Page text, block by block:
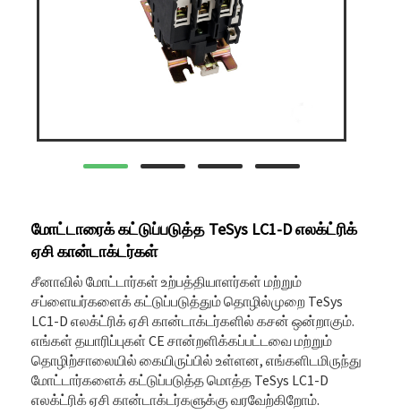
மோட்டாரைக் கட்டுப்படுத்த TeSys LC1-D எலக்ட்ரிக்
ஏசி கான்டாக்டர்கள்
சீனாவில் மோட்டார்கள் உற்பத்தியாளர்கள் மற்றும்
சப்ளையர்களைக் கட்டுப்படுத்தும் தொழில்முறை TeSys
LC1-D எலக்ட்ரிக் ஏசி கான்டாக்டர்களில் கசன் ஒன்றாகும்.
எங்கள் தயாரிப்புகள் CE சான்றளிக்கப்பட்டவை மற்றும்
தொழிற்சாலையில் கையிருப்பில் உள்ளன, எங்களிடமிருந்து
மோட்டார்களைக் கட்டுப்படுத்த மொத்த TeSys LC1-D
எலக்ட்ரிக் ஏசி கான்டாக்டர்களுக்கு வரவேற்கிறோம்.